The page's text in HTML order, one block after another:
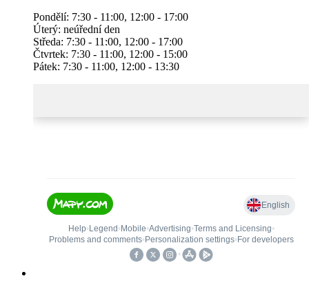
Pondělí: 7:30 - 11:00, 12:00 - 17:00
Úterý: neúřední den
Středa: 7:30 - 11:00, 12:00 - 17:00
Čtvrtek: 7:30 - 11:00, 12:00 - 15:00
Pátek: 7:30 - 11:00, 12:00 - 13:30